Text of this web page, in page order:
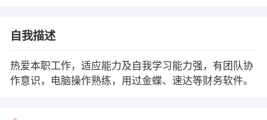
自我描述
热爱本职工作，适应能力及自我学习能力强，有团队协
作意识，电脑操作熟练，用过金蝶、速达等财务软件。